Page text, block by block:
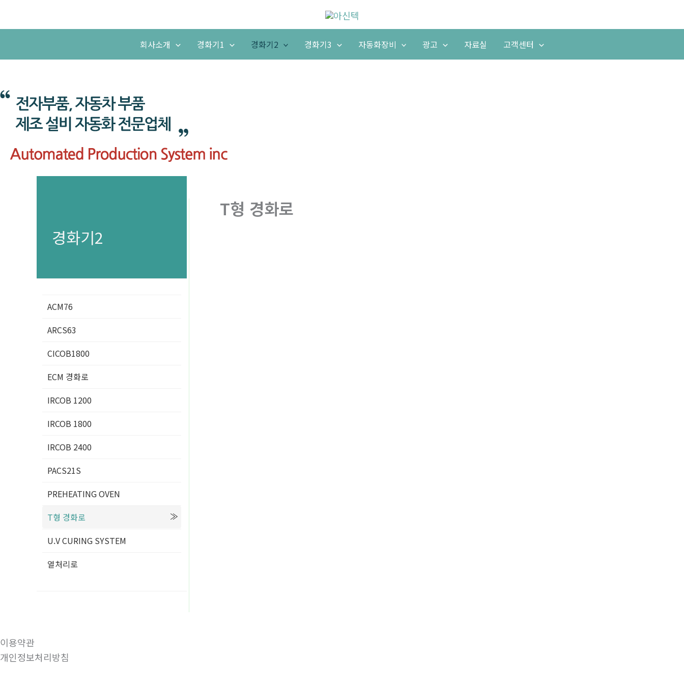
뛰
회사소개 경화기1 경화기2 경화기3 자동화장비 광고 자료실 고객센터
경화기2
ACM76
ARCS63
CICOB1800
ECM 경화로
IRCOB 1200
IRCOB 1800
IRCOB 2400
PACS21S
PREHEATING OVEN
T형 경화로
U.V CURING SYSTEM
열처리로
T형 경화로
이용약관
개인정보처리방침